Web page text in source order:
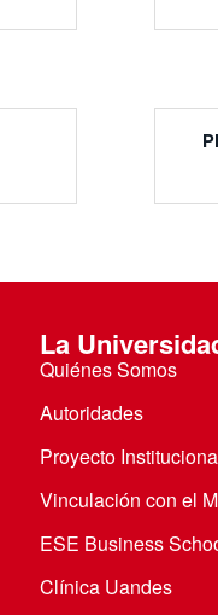
La
Quiénes Somos
Autoridades
Proyecto
Vinculación con el
ESE Business
Clínica Uandes